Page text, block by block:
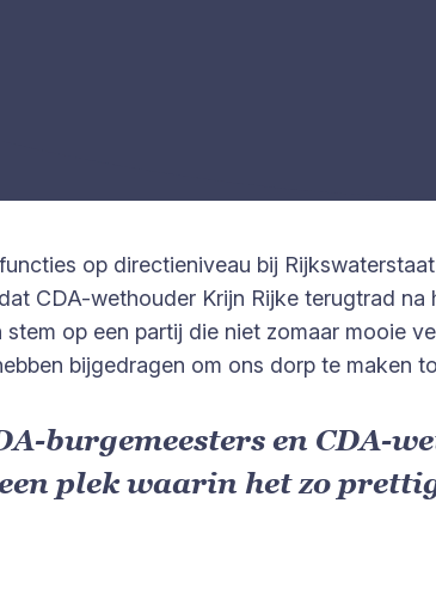
op directieniveau bij
CDA-wethouder Krijn Rijke terugtrad
stem op een partij die niet zomaar mooie
bijgedragen om ons dorp te maken
burgemeesters en CDA-
plek waarin het zo